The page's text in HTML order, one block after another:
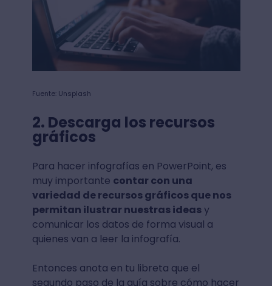
Fuente: Unsplash
2. Descarga los recursos
gráficos
Para hacer infografías en PowerPoint, es
muy importante contar con una
variedad de recursos gráficos que nos
permitan ilustrar nuestras ideasy
comunicar los datos de forma visual a
quienes van a leer la infografía.
Entonces anota en tu libreta que el
segundo paso de la guía sobre cómo hacer